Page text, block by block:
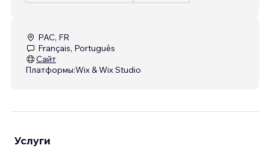
PAC, FR
Français, Português
Сайт
Платформы:Wix & Wix Studio
Услуги